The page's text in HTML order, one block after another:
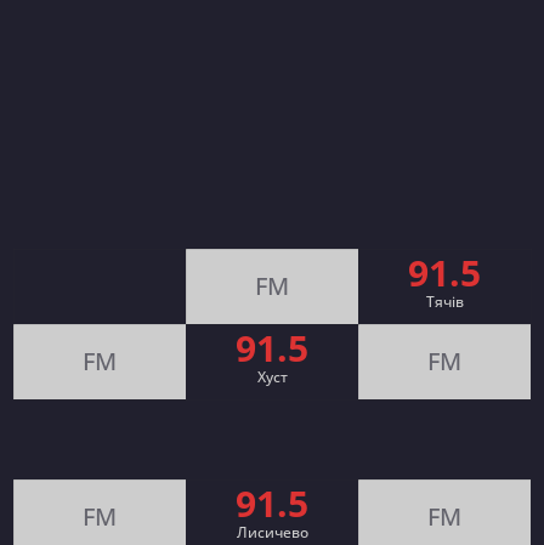
FM 91.5
Тячів
FM 91.5
Хуст FM
FM 91.5
Лисичево FM